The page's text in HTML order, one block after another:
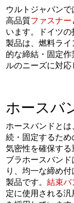
ウルトジャパン
高品質ファスナー
います。ドイツ
製品は、燃料ラ
的な締結・固定
ルのニーズに対応
ホースバ
ホースバンドと
続・固定するた
気密性を確保す
ブラホースバン
り、均一な締め
製品です。 結束バ
定に使用される